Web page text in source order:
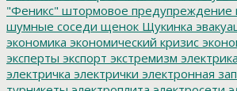
"Феникс" штормовое предупреждение
шумные соседи щенок Щукинка
экономика экономический кризис
эксперты экспорт экстремизм электрика
электричка электрички электронная